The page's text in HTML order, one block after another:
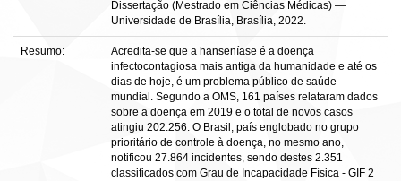
Dissertação (Mestrado em Ciências Médicas) —
Universidade de Brasília, Brasília, 2022.
Resumo:
Acredita-se que a hanseníase é a doença
infectocontagiosa mais antiga da humanidade e até os
dias de hoje, é um problema público de saúde
mundial. Segundo a OMS, 161 países relataram dados
sobre a doença em 2019 e o total de novos casos
atingiu 202.256. O Brasil, país englobado no grupo
prioritário de controle à doença, no mesmo ano,
notificou 27.864 incidentes, sendo destes 2.351
classificados com Grau de Incapacidade Física - GIF 2